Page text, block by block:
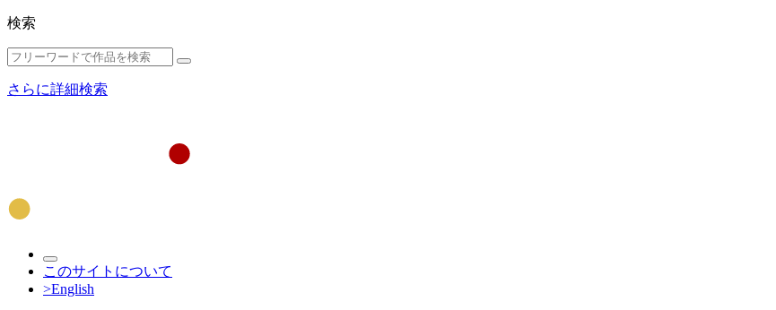
検索
さらに詳細検索
このサイトについて
>English